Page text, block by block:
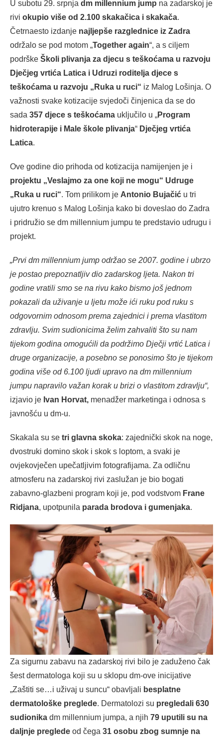
U subotu 29. srpnja dm millennium jump na zadarskoj je
rivi okupio više od 2.100 skakačica i skakača.
Četrnaesto izdanje najljepše razglednice iz Zadra
održalo se pod motom „Together again“, a s ciljem
podrške Školi plivanja za djecu s teškoćama u razvoju
Dječjeg vrtića Latica i Udruzi roditelja djece s
teškoćama u razvoju „Ruka u ruci“ iz Malog Lošinja. O
važnosti svake kotizacije svjedoči činjenica da se do
sada 357 djece s teškoćama uključilo u „Program
hidroterapije i Male škole plivanja“ Dječjeg vrtića
Latica.
Ove godine dio prihoda od kotizacija namijenjen je i
projektu „Veslajmo za one koji ne mogu“ Udruge
„Ruka u ruci“. Tom prilikom je Antonio Bujačić u tri
ujutro krenuo s Malog Lošinja kako bi doveslao do Zadra
i pridružio se dm millennium jumpu te predstavio udrugu i
projekt.
„Prvi dm millennium jump održao se 2007. godine i ubrzo
je postao prepoznatljiv dio zadarskog ljeta. Nakon tri
godine vratili smo se na rivu kako bismo još jednom
pokazali da uživanje u ljetu može ići ruku pod ruku s
odgovornim odnosom prema zajednici i prema vlastitom
zdravlju. Svim sudionicima želim zahvaliti što su nam
tijekom godina omogućili da podržimo Dječji vrtić Latica i
druge organizacije, a posebno se ponosimo što je tijekom
godina više od 6.100 ljudi upravo na dm millennium
jumpu napravilo važan korak u brizi o vlastitom zdravlju“,
izjavio je Ivan Horvat, menadžer marketinga i odnosa s
javnošću u dm-u.
Skakala su se tri glavna skoka: zajednički skok na noge,
dvostruki domino skok i skok s loptom, a svaki je
ovjekovječen upečatljivim fotografijama. Za odličnu
atmosferu na zadarskoj rivi zaslužan je bio bogati
zabavno-glazbeni program koji je, pod vodstvom Frane
Ridjana, upotpunila parada brodova i gumenjaka.
Za sigurnu zabavu na zadarskoj rivi bilo je zaduženo čak
šest dermatologa koji su u sklopu dm-ove inicijative
„Zaštiti se…i uživaj u suncu“ obavljali besplatne
dermatološke preglede. Dermatolozi su pregledali 630
sudionika dm millennium jumpa, a njih 79 uputili su na
daljnje preglede od čega 31 osobu zbog sumnje na